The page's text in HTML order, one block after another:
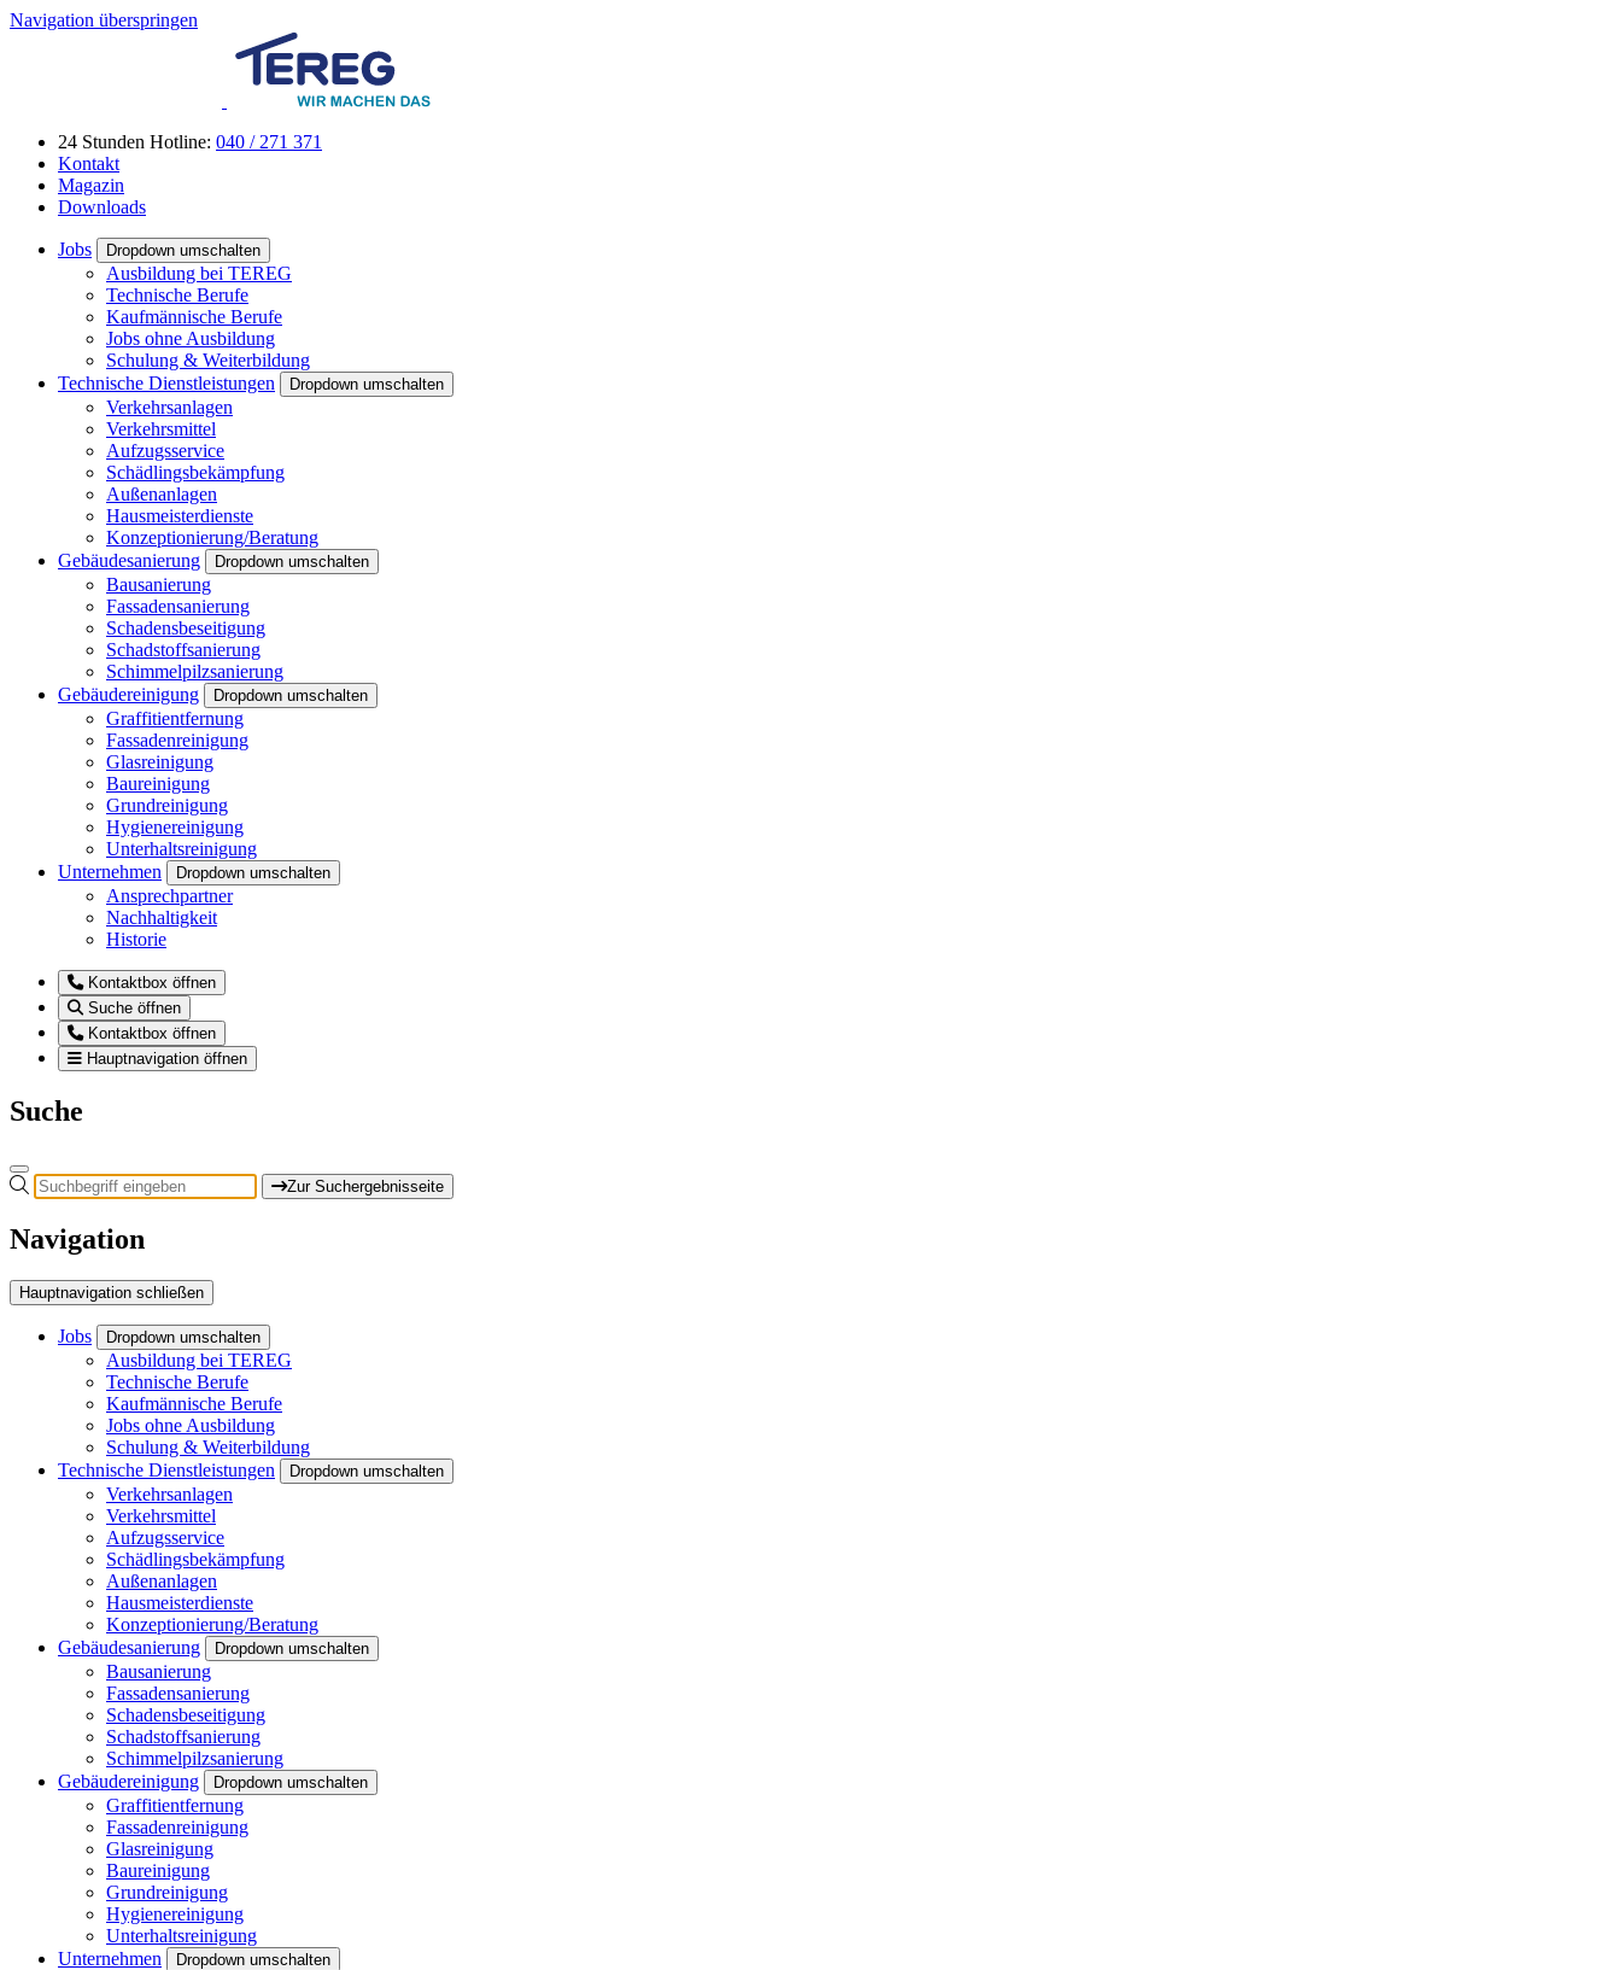
Navigation überspringen
24 Stunden Hotline: 040 / 271 371
Kontakt
Magazin
Downloads
Jobs Dropdown umschalten
Ausbildung bei TEREG
Technische Berufe
Kaufmännische Berufe
Jobs ohne Ausbildung
Schulung & Weiterbildung
Technische Dienstleistungen
Dropdown umschalten
Verkehrsanlagen
Verkehrsmittel
Aufzugsservice
Schädlingsbekämpfung
Außenanlagen
Hausmeisterdienste
Konzeptionierung/Beratung
Gebäudesanierung
Dropdown umschalten
Bausanierung
Fassadensanierung
Schadensbeseitigung
Schadstoffsanierung
Schimmelpilzsanierung
Gebäudereinigung
Dropdown umschalten
Graffitientfernung
Fassadenreinigung
Glasreinigung
Baureinigung
Grundreinigung
Hygienereinigung
Unterhaltsreinigung
Unternehmen
Dropdown umschalten
Ansprechpartner
Nachhaltigkeit
Historie
Kontaktbox öffnen
Suche öffnen
Kontaktbox öffnen
Hauptnavigation öffnen
Suche
Zur Suchergebnisseite
Navigation
Hauptnavigation schließen
Jobs Dropdown umschalten
Ausbildung bei TEREG
Technische Berufe
Kaufmännische Berufe
Jobs ohne Ausbildung
Schulung & Weiterbildung
Technische Dienstleistungen
Dropdown umschalten
Verkehrsanlagen
Verkehrsmittel
Aufzugsservice
Schädlingsbekämpfung
Außenanlagen
Hausmeisterdienste
Konzeptionierung/Beratung
Gebäudesanierung
Dropdown umschalten
Bausanierung
Fassadensanierung
Schadensbeseitigung
Schadstoffsanierung
Schimmelpilzsanierung
Gebäudereinigung
Dropdown umschalten
Graffitientfernung
Fassadenreinigung
Glasreinigung
Baureinigung
Grundreinigung
Hygienereinigung
Unterhaltsreinigung
Unternehmen
Dropdown umschalten